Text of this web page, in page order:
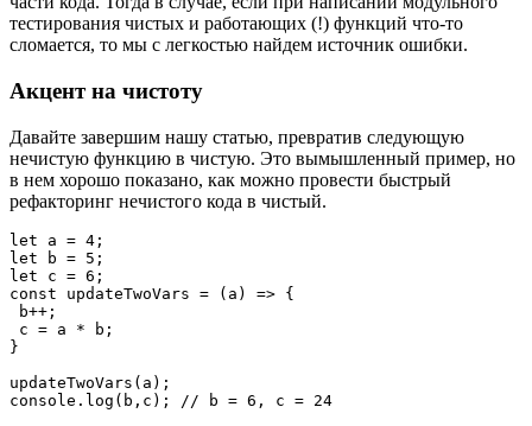
тестирования чистых и работающих (!) функций что-то
сломается, то мы с легкостью найдем источник ошибки.
Акцент на чистоту
Давайте завершим нашу статью, превратив следующую
нечистую функцию в чистую. Это вымышленный пример, но
в нем хорошо показано, как можно провести быстрый
рефакторинг нечистого кода в чистый.
let a = 4;
let b = 5;
let c = 6;
const updateTwoVars = (a) => {
b++;
c = a * b;
}
updateTwoVars(a);